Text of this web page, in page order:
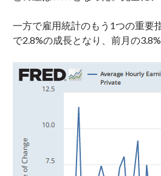
一方で雇用統計のもう1つの重要
で2.8%の成長となり、前月の